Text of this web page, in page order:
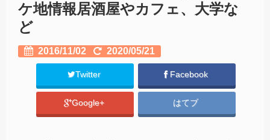
ケ地情報居酒屋やカフェ、大学な
ど
2016/11/02 2020/05/21
Twitter Facebook
Google+ はてブ